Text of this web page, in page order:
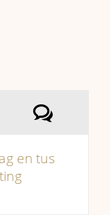
en tus